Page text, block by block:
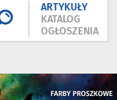
ARTYKUŁY
KATALOG
OGŁOSZENIA